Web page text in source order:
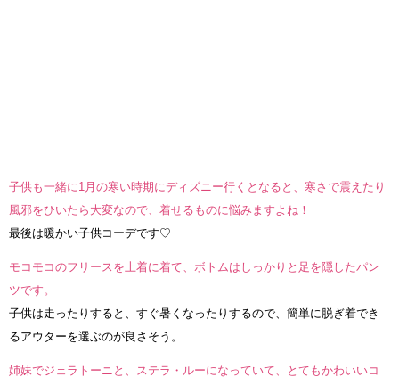
子供も一緒に1月の寒い時期にディズニー行くとなると、寒さで震えたり
風邪をひいたら大変なので、着せるものに悩みますよね！
最後は暖かい子供コーデです♡
モコモコのフリースを上着に着て、ボトムはしっかりと足を隠したパン
ツです。
子供は走ったりすると、すぐ暑くなったりするので、簡単に脱ぎ着でき
るアウターを選ぶのが良さそう。
姉妹でジェラトーニと、ステラ・ルーになっていて、とてもかわいいコ